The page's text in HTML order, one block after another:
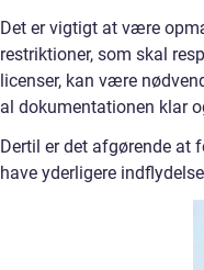
Det er vigtigt at være
restriktioner, som skal
licenser, kan være
al dokumentationen klar
Dertil er det afgørende at
have yderligere